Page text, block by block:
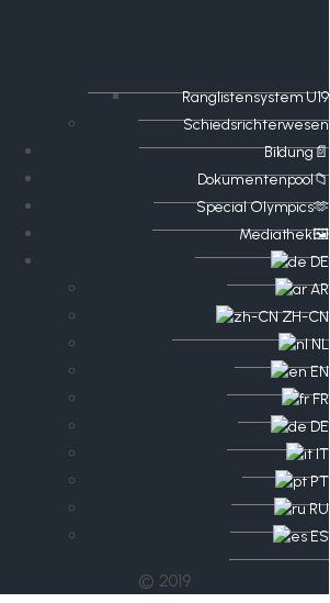
Ranglistensystem U19
Schiedsrichterwesen
Bildung📄
Dokumentenpool📁
​​Special Olympics🫶
Mediathek🖼️​
DE
AR
ZH-CN
NL
EN
FR
DE
IT
PT
RU
ES
© 2019